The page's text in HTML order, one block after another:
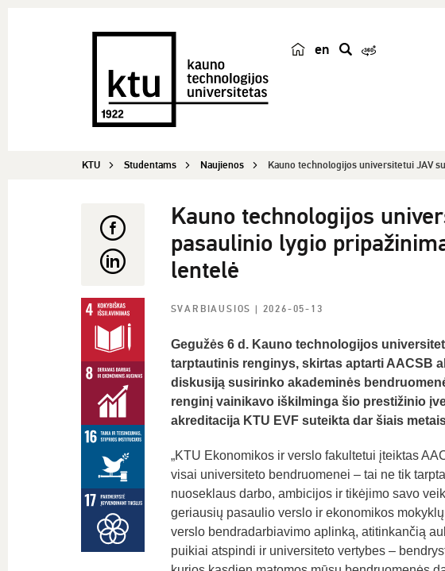
en
k
KTU Studentams Naujienos Kauno technologijos universitetui JAV
Kauno technologijos
pasaulinio lygio
lentelė
SVARBIAUSIOS | 2026-05-13
Gegužės 6 d. Kauno technologijos
tarptautinis renginys, skirtas aptarti AACSB
diskusiją susirinko akademinės
renginį vainikavo iškilminga šio prestižinio
akreditacija KTU EVF suteikta dar šiais
„KTU Ekonomikos ir verslo fakultetui įteiktas
visai universiteto bendruomenei – tai ne tik
nuoseklaus darbo, ambicijos ir tikėjimo savo
geriausių pasaulio verslo ir ekonomikos
verslo bendradarbiavimo aplinką, atitinkančią
puikiai atspindi ir universiteto vertybes –